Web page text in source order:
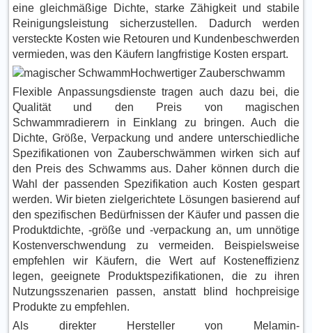
eine gleichmäßige Dichte, starke Zähigkeit und stabile
Reinigungsleistung sicherzustellen. Dadurch werden
versteckte Kosten wie Retouren und Kundenbeschwerden
vermieden, was den Käufern langfristige Kosten erspart.
Hochwertiger Zauberschwamm
Flexible Anpassungsdienste tragen auch dazu bei, die
Qualität und den Preis von magischen
Schwammradierern in Einklang zu bringen. Auch die
Dichte, Größe, Verpackung und andere unterschiedliche
Spezifikationen von Zauberschwämmen wirken sich auf
den Preis des Schwamms aus. Daher können durch die
Wahl der passenden Spezifikation auch Kosten gespart
werden. Wir bieten zielgerichtete Lösungen basierend auf
den spezifischen Bedürfnissen der Käufer und passen die
Produktdichte, -größe und -verpackung an, um unnötige
Kostenverschwendung zu vermeiden. Beispielsweise
empfehlen wir Käufern, die Wert auf Kosteneffizienz
legen, geeignete Produktspezifikationen, die zu ihren
Nutzungsszenarien passen, anstatt blind hochpreisige
Produkte zu empfehlen.
Als direkter Hersteller von Melamin-